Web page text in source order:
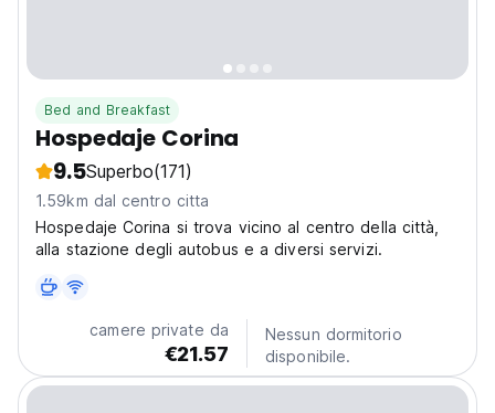
Bed and Breakfast
Hospedaje Corina
9.5Superbo(171)
1.59km dal centro citta
Hospedaje Corina si trova vicino al centro della città,
alla stazione degli autobus e a diversi servizi.
camere private da
€21.57
Nessun dormitorio
disponibile.